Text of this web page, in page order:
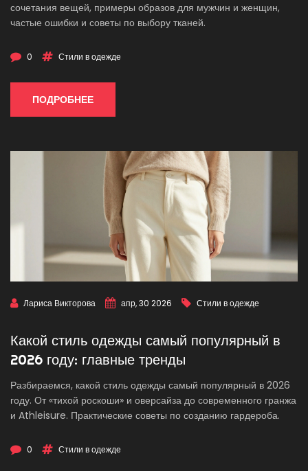
сочетания вещей, примеры образов для мужчин и женщин,
частые ошибки и советы по выбору тканей.
0 Стили в одежде
ПОДРОБНЕЕ
Лариса Викторова апр, 30 2026 Стили в одежде
Какой стиль одежды самый популярный в
2026 году: главные тренды
Разбираемся, какой стиль одежды самый популярный в 2026
году. От «тихой роскоши» и оверсайза до современного гранжа
и Athleisure. Практические советы по созданию гардероба.
0 Стили в одежде